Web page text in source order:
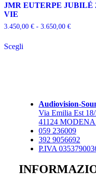
JMR EUTERPE JUBILÉ
VIE
3.450,00 € - 3.650,00 €Fascia
Scegliprodotto
possono
essere
scelte
pagina
prodotto
Audiovision-
Via Emilia Est
41124
059 236009
392 9056692
P.IVA